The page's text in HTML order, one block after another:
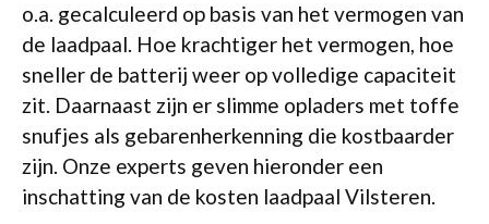
o.a. gecalculeerd op basis van het vermogen van
de laadpaal. Hoe krachtiger het vermogen, hoe
sneller de batterij weer op volledige capaciteit
zit. Daarnaast zijn er slimme opladers met toffe
snufjes als gebarenherkenning die kostbaarder
zijn. Onze experts geven hieronder een
inschatting van de kosten laadpaal Vilsteren.